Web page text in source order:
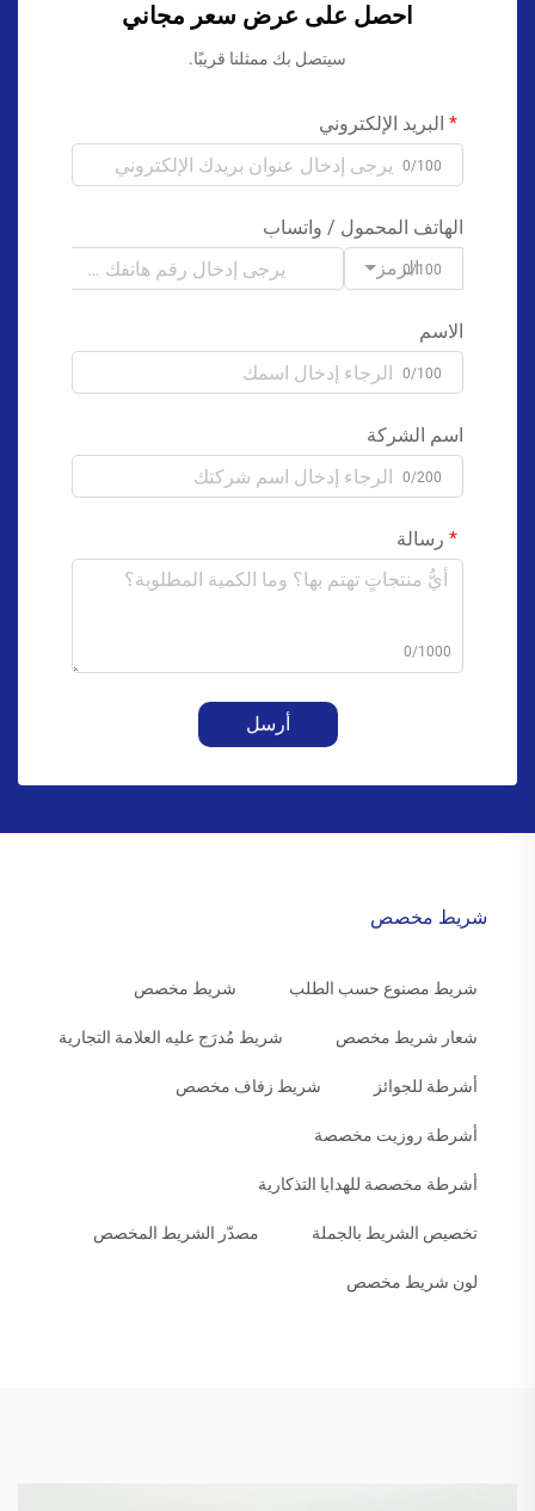
احصل على عرض سعر مجاني
سيتصل بك ممثلنا قريبًا.
البريد الإلكتروني
0/100
الهاتف المحمول / واتساب
الرمز0/100
الاسم
0/100
اسم الشركة
0/200
رسالة
0/1000
أرسل
شريط مخصص
شريط مصنوع حسب الطلب شريط مخصص
شعار شريط مخصص شريط مُدرَج عليه العلامة التجارية
أشرطة للجوائز شريط زفاف مخصص
أشرطة روزيت مخصصة
أشرطة مخصصة للهدايا التذكارية
تخصيص الشريط بالجملة مصدّر الشريط المخصص
لون شريط مخصص